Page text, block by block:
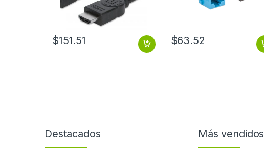
$151.51 $63.52
Destacados Más vendidos